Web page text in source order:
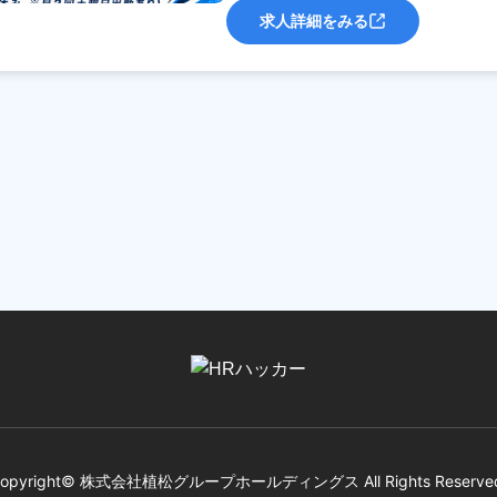
求人詳細をみる
株式会社植松グループホールディングス All Rights